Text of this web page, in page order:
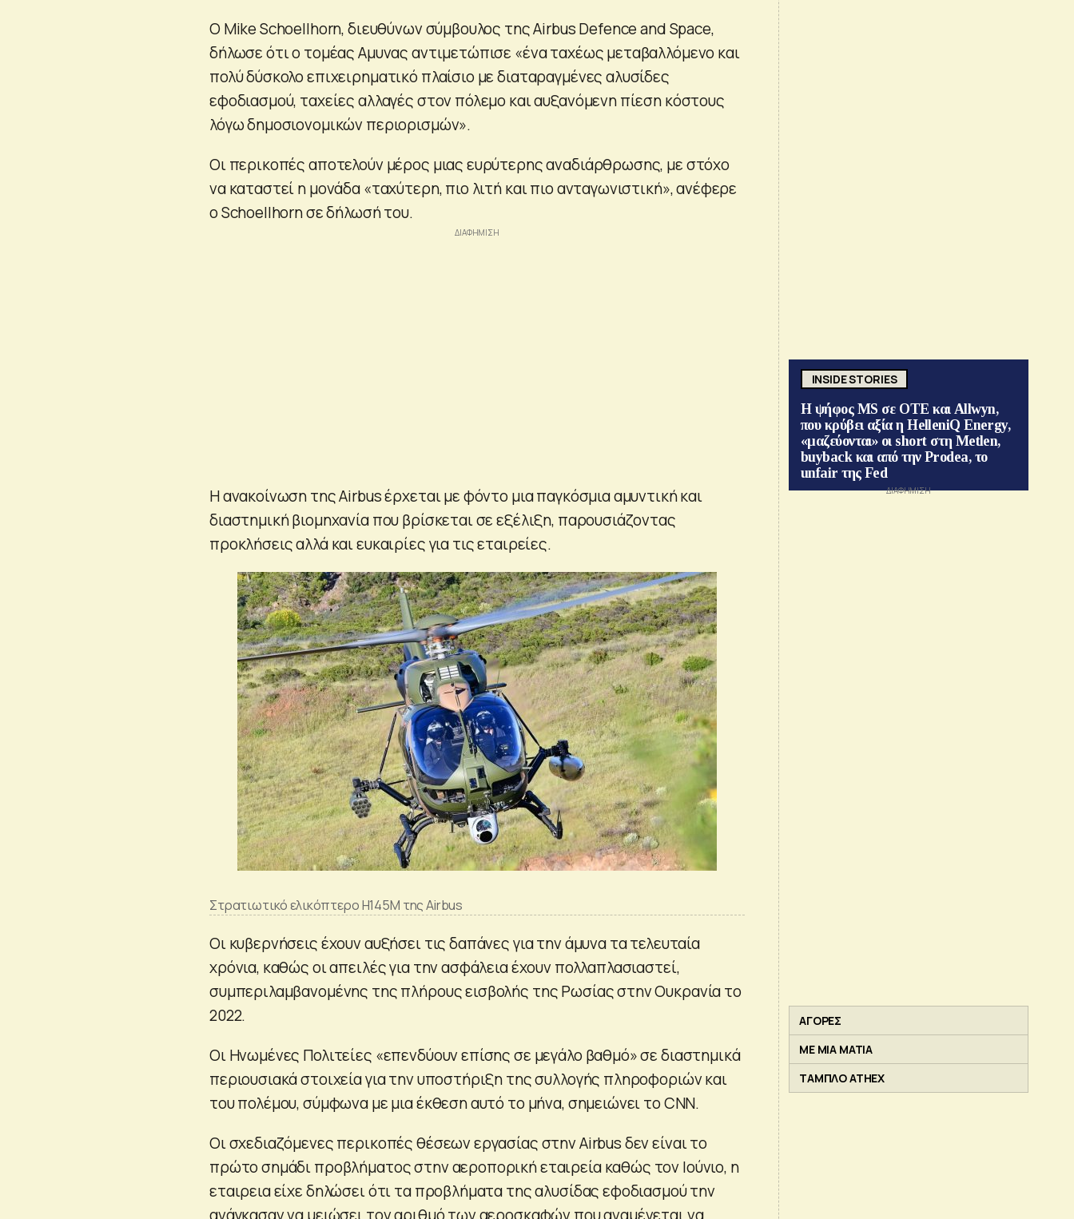
Ο Mike Schoellhorn, διευθύνων σύμβουλος της Airbus Defence and Space,
δήλωσε ότι ο τομέας Αμυνας αντιμετώπισε «ένα ταχέως μεταβαλλόμενο και
πολύ δύσκολο επιχειρηματικό πλαίσιο με διαταραγμένες αλυσίδες
εφοδιασμού, ταχείες αλλαγές στον πόλεμο και αυξανόμενη πίεση κόστους
λόγω δημοσιονομικών περιορισμών».
Οι περικοπές αποτελούν μέρος μιας ευρύτερης αναδιάρθρωσης, με στόχο
να καταστεί η μονάδα «ταχύτερη, πιο λιτή και πιο ανταγωνιστική», ανέφερε
ο Schoellhorn σε δήλωσή του.
Η ανακοίνωση της Airbus έρχεται με φόντο μια παγκόσμια αμυντική και
διαστημική βιομηχανία που βρίσκεται σε εξέλιξη, παρουσιάζοντας
προκλήσεις αλλά και ευκαιρίες για τις εταιρείες.
Στρατιωτικό ελικόπτερο H145M της Airbus
Οι κυβερνήσεις έχουν αυξήσει τις δαπάνες για την άμυνα τα τελευταία
χρόνια, καθώς οι απειλές για την ασφάλεια έχουν πολλαπλασιαστεί,
συμπεριλαμβανομένης της πλήρους εισβολής της Ρωσίας στην Ουκρανία το
2022.
Οι Ηνωμένες Πολιτείες «επενδύουν επίσης σε μεγάλο βαθμό» σε διαστημικά
περιουσιακά στοιχεία για την υποστήριξη της συλλογής πληροφοριών και
του πολέμου, σύμφωνα με μια έκθεση αυτό το μήνα, σημειώνει το CNN.
Οι σχεδιαζόμενες περικοπές θέσεων εργασίας στην Airbus δεν είναι το
πρώτο σημάδι προβλήματος στην αεροπορική εταιρεία καθώς τον Ιούνιο, η
εταιρεια είχε δηλώσει ότι τα προβλήματα της αλυσίδας εφοδιασμού την
ανάγκασαν να μειώσει τον αριθμό των αεροσκαφών που αναμένεται να
INSIDE STORIES
Η ψήφος MS σε ΟΤΕ και Allwyn,
που κρύβει αξία η HelleniQ Energy,
«μαζεύονται» οι short στη Metlen,
buyback και από την Prodea, το
unfair της Fed
ΑΓΟΡΕΣ
ΜΕ ΜΙΑ ΜΑΤΙΑ
ΤΑΜΠΛΟ ATHEX